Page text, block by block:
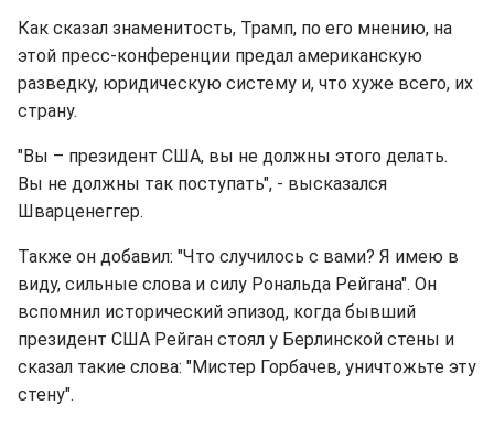
Как сказал знаменитость, Трамп, по его мнению, на
этой пресс-конференции предал американскую
разведку, юридическую систему и, что хуже всего, их
страну.
"Вы – президент США, вы не должны этого делать.
Вы не должны так поступать", - высказался
Шварценеггер.
Также он добавил: "Что случилось с вами? Я имею в
виду, сильные слова и силу Рональда Рейгана". Он
вспомнил исторический эпизод, когда бывший
президент США Рейган стоял у Берлинской стены и
сказал такие слова: "Мистер Горбачев, уничтожьте эту
стену".